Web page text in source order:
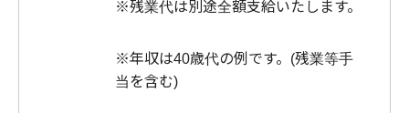
※残業代は別途全額支給いたします。
※年収は40歳代の例です。(残業等手
当を含む)